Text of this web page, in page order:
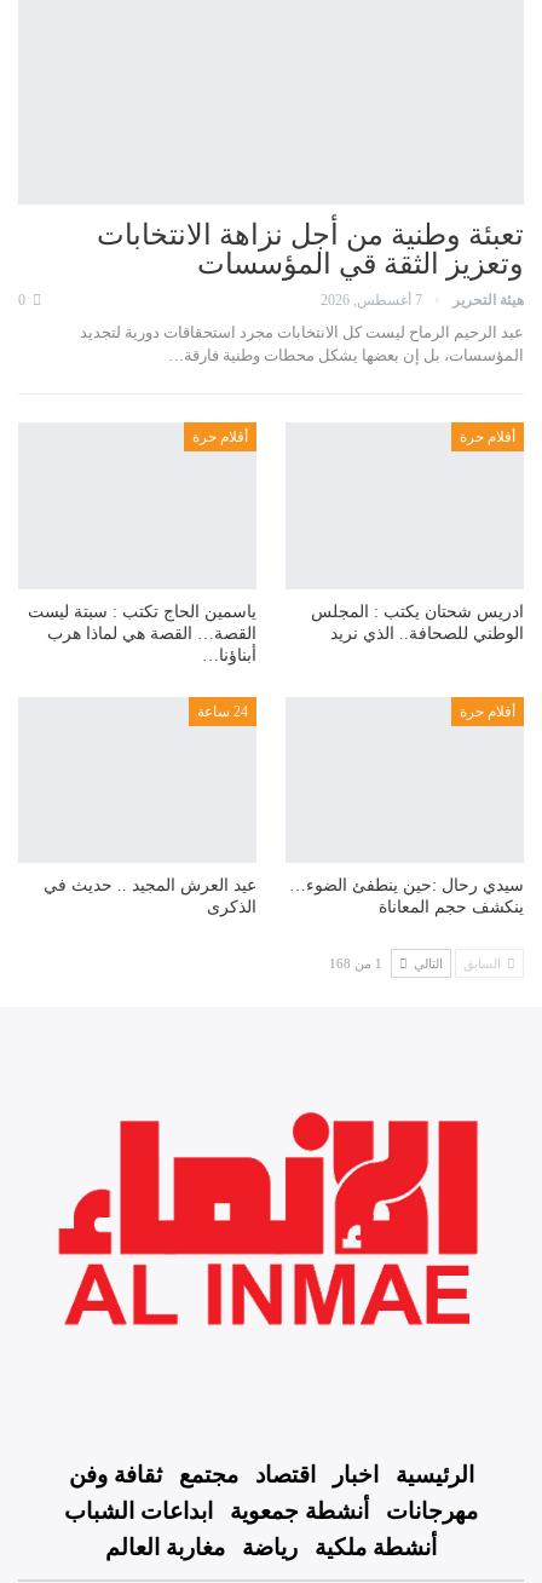
تعبئة وطنية من أجل نزاهة الانتخابات
وتعزيز الثقة قي المؤسسات
هيئة التحرير 7 أغسطس, 2026
عبد الرحيم الرماح ليست كل الانتخابات مجرد استحقاقات دورية لتجديد
المؤسسات، بل إن بعضها يشكل محطات وطنية فارقة…
أقلام حرة
ادريس شحتان يكتب : المجلس
الوطني للصحافة.. الذي نريد
أقلام حرة
ياسمين الحاج تكتب : سبتة ليست
القصة… القصة هي لماذا هرب
أبناؤنا…
أقلام حرة
سيدي رحال :حين ينطفئ الضوء…
ينكشف حجم المعاناة
24 ساعة
عيد العرش المجيد .. حديث في
الذكرى
السابق التالي 1 من 168
الرئيسية اخبار اقتصاد مجتمع
ثقافة وفن
مهرجانات
أنشطة جمعوية
ابداعات الشباب
أنشطة ملكية
رياضة مغاربة العالم